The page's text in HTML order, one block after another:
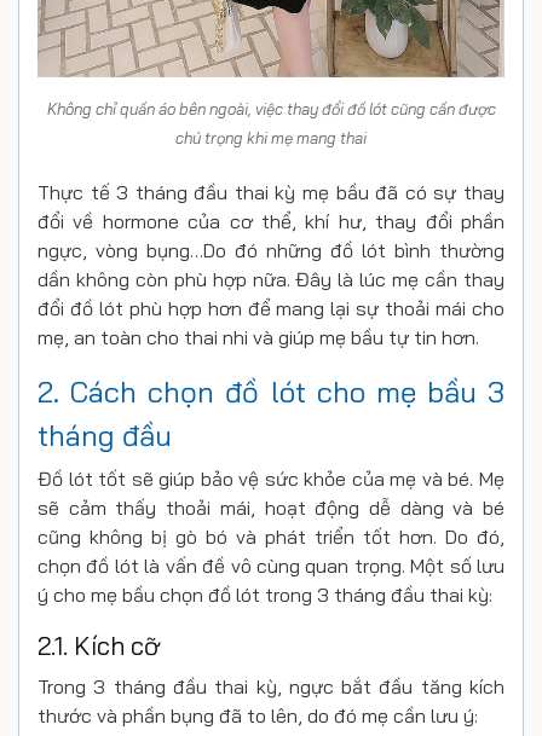
Không chỉ quần áo bên ngoài, việc thay đổi đồ lót cũng cần được
chú trọng khi mẹ mang thai
Thực tế 3 tháng đầu thai kỳ mẹ bầu đã có sự thay
đổi về hormone của cơ thể, khí hư, thay đổi phần
ngực, vòng bụng…Do đó những đồ lót bình thường
dần không còn phù hợp nữa. Đây là lúc mẹ cần thay
đổi đồ lót phù hợp hơn để mang lại sự thoải mái cho
mẹ, an toàn cho thai nhi và giúp mẹ bầu tự tin hơn.
2. Cách chọn đồ lót cho mẹ bầu 3
tháng đầu
Đồ lót tốt sẽ giúp bảo vệ sức khỏe của mẹ và bé. Mẹ
sẽ cảm thấy thoải mái, hoạt động dễ dàng và bé
cũng không bị gò bó và phát triển tốt hơn. Do đó,
chọn đồ lót là vấn đề vô cùng quan trọng. Một số lưu
ý cho mẹ bầu chọn đồ lót trong 3 tháng đầu thai kỳ:
2.1. Kích cỡ
Trong 3 tháng đầu thai kỳ, ngực bắt đầu tăng kích
thước và phần bụng đã to lên, do đó mẹ cần lưu ý: